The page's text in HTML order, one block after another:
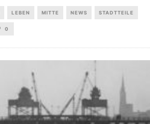
LEBEN MITTE NEWS STADTTEILE
0